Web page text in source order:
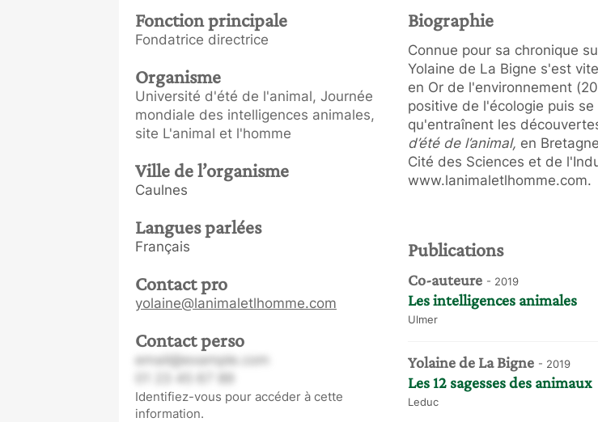
Fonction principale
Fondatrice directrice
Organisme
Université d'été de l'animal, Journée
mondiale des intelligences animales,
site L'animal et l'homme
Ville de l’organisme
Caulnes
Langues parlées
Français
Contact pro
yolaine@lanimaletlhomme.com
Contact perso
email@example.com
Identifiez-vous pour accéder à cette
information.
Biographie
Connue pour sa chronique
Yolaine de La Bigne s'est
en Or de l'environnement
positive de l'écologie puis
qu'entraînent les
d’été de l’animal, en
Cité des Sciences et de
www.lanimaletlhomme.com.
Publications
Co-auteure - 2019
Les intelligences animales
Ulmer
Yolaine de La Bigne - 2019
Les 12 sagesses des animaux
Leduc